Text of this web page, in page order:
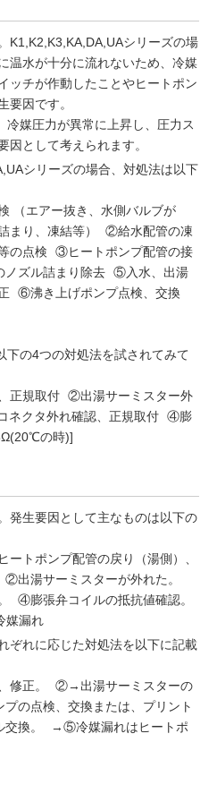
K1,K2,K3,KA,DA,UAシリーズの場
温水が十分に流れないため、冷媒
ッチが作動したことやヒートポン
要因です。
冷媒圧力が異常に上昇し、圧力ス
因として考えられます。
シリーズの場合、対処法は以下
（エアー抜き、水側バルブが
まり、凍結等） ②給水配管の凍
の点検 ③ヒートポンプ配管の接
ズル詰まり除去 ⑤入水、出湯
⑥沸き上げポンプ点検、交換
下の4つの対処法を試されてみて
正規取付 ②出湯サーミスター外
ネクタ外れ確認、正規取付 ④膨
の時)]
発生要因として主なものは以下の
トポンプ配管の戻り（湯側）、
出湯サーミスターが外れた。
④膨張弁コイルの抵抗値確認。
媒漏れ
ぞれに応じた対処法を以下に記載
修正。 ②→出湯サーミスターの
の点検、交換または、プリント
換。 →⑤冷媒漏れはヒートポ